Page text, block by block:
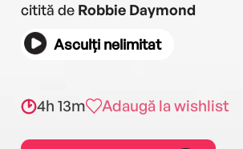
citită de Robbie Daymond
Asculți nelimitat
4h 13m Adaugă la wishlist